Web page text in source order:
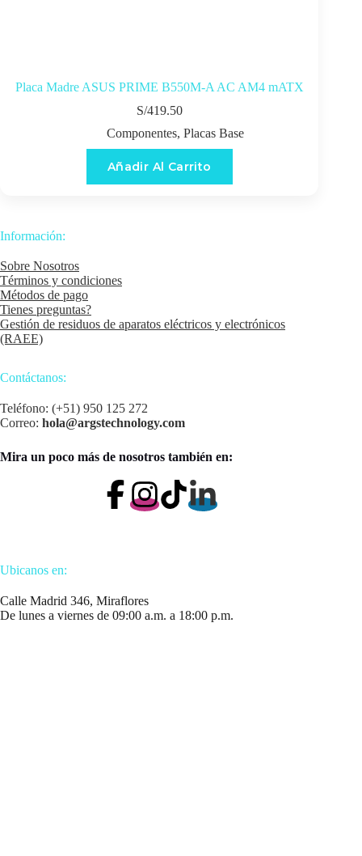
Placa Madre ASUS PRIME B550M-A AC AM4 mATX
S/419.50
Componentes,Placas Base
Añadir Al Carrito
Información:
Sobre Nosotros
Términos y condiciones
Métodos de pago
Tienes preguntas?
Gestión de residuos de aparatos eléctricos y electrónicos
(RAEE)
Contáctanos:
Teléfono: (+51) 950 125 272
Correo: hola@argstechnology.com
Mira un poco más de nosotros también en:
Ubicanos en:
Calle Madrid 346, Miraflores
De lunes a viernes de 09:00 a.m. a 18:00 p.m.